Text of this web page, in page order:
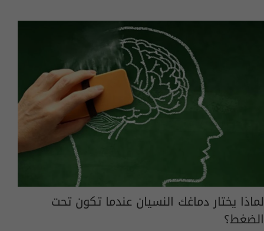
لماذا يختار دماغك النسيان عندما تكون تحت
الضغط؟